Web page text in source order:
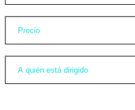
Precio
A quién está dirigido